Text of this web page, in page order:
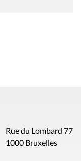
Rue du Lombard 77
1000 Bruxelles